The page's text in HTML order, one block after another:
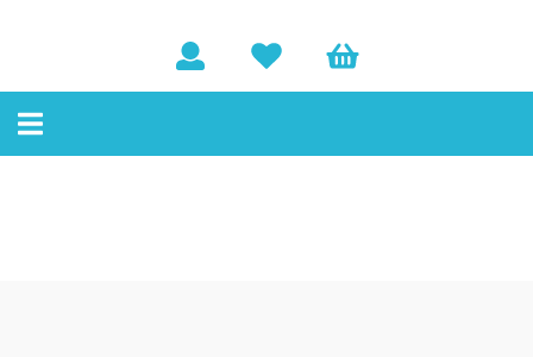
Toggle
navigation
Etnografia